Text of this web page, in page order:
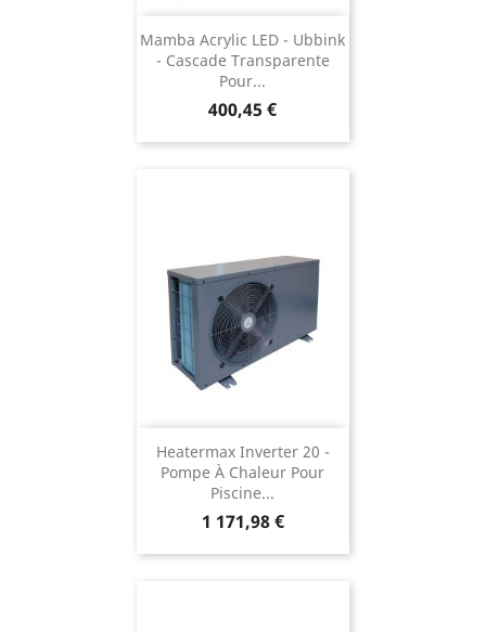
Mamba Acrylic LED - Ubbink
- Cascade Transparente
Pour...
Prix
400,45 €
Heatermax Inverter 20 -
Pompe À Chaleur Pour
Piscine...
Prix
1 171,98 €